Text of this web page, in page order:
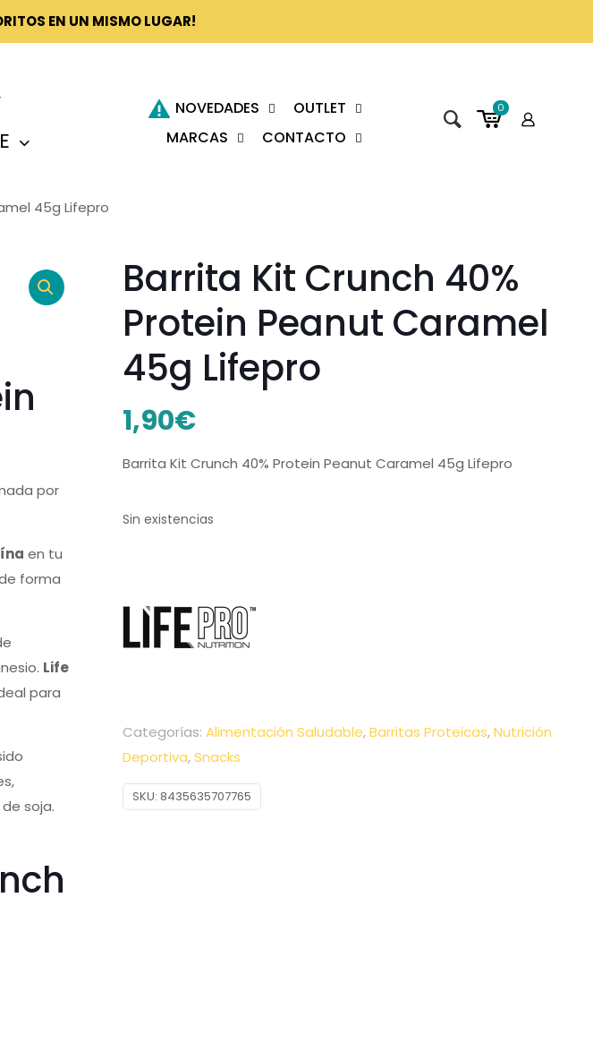
EN UN MISMO LUGAR!
NOVEDADES
OUTLET
MARCAS
CONTACTO
0
45g Lifepro
por
en tu
forma
Life
para
soja.
Barrita Kit Crunch 40%
Protein Peanut Caramel
45g Lifepro
1,90€
Barrita Kit Crunch 40% Protein Peanut Caramel 45g Lifepro
Sin existencias
Categorías:Alimentación Saludable,Barritas Proteicas,Nutrición
Deportiva,Snacks
SKU:8435635707765